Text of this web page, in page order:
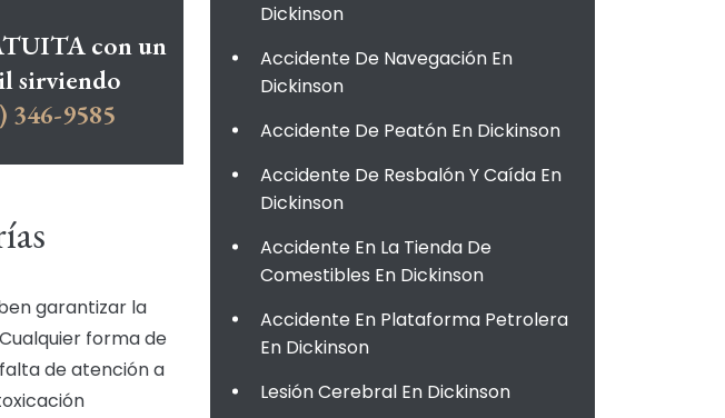
con un
sirviendo
346-9585
garantizar la
forma de
de atención a
Dickinson
Accidente De Navegación En
Dickinson
Accidente De Peatón En Dickinson
Accidente De Resbalón Y Caída En
Dickinson
Accidente En La Tienda De
Comestibles En Dickinson
Accidente En Plataforma Petrolera
En Dickinson
Lesión Cerebral En Dickinson